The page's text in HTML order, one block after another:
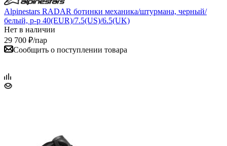
Alpinestars RADAR ботинки механика/штурмана, черный/
белый, р-р 40(EUR)/7.5(US)/6.5(UK)
Нет в наличии
29 700 ₽/пар
Сообщить о поступлении товара